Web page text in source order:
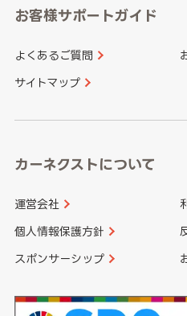
愛知県
和歌山県
山口県
香川県
長崎県
大分県
お客様サポートガイド
よくあるご質問
サイトマップ
カーネクストについて
運営会社
個人情報保護方針
スポンサーシップ